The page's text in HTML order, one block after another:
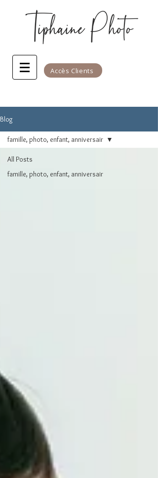
Accès Clients
Blog
All Posts
famille, photo, enfant, anniversair
famille, photo, enfant, anniversair